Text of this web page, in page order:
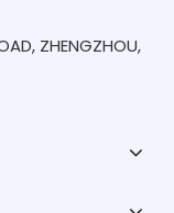
ZHENGZHOU,